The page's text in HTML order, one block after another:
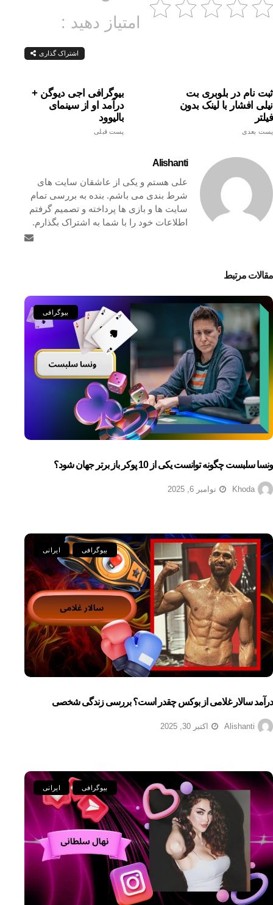
امتیاز دهید :
اشتراک گذاری
بیوگرافی اجی دیوگن +
درآمد او از سینمای
بالیوود
پست قبلی
ثبت نام در بلوبری بت
نیلی افشار با لینک بدون
فیلتر
پست بعدی
Alishanti
علی هستم و یکی از عاشقان سایت های
شرط بندی می باشم. بنده به بررسی تمام
سایت ها و بازی ها پرداخته و تصمیم گرفتم
اطلاعات خود را با شما به اشتراک بگذارم.
مقالات مرتبط
بیوگرافی
ونسا سلبست چگونه توانست یکی از 10 پوکر باز برتر جهان شود؟
Khoda نوامبر 6, 2025
ایرانی بیوگرافی
درآمد سالار غلامی از بوکس چقدر است؟ بررسی زندگی شخصی
Alishanti اکتبر 30, 2025
ایرانی بیوگرافی